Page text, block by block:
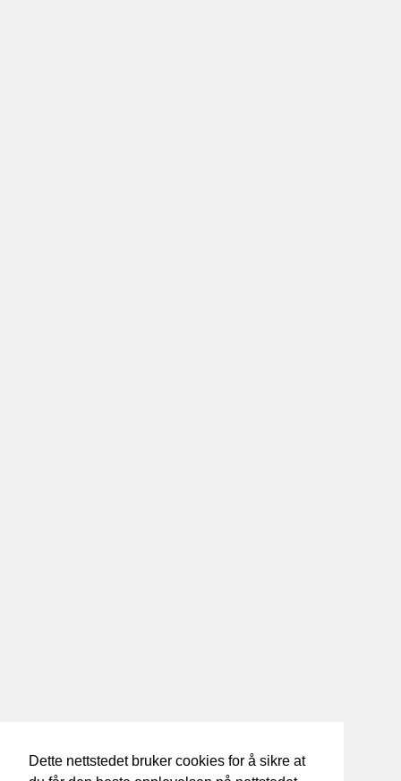
Dette nettstedet bruker cookies for å sikre at